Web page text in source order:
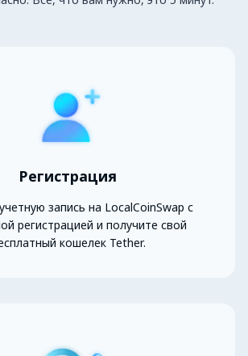
Регистрация
запись на LocalCoinSwap с
регистрацией и получите свой
кошелек Tether.